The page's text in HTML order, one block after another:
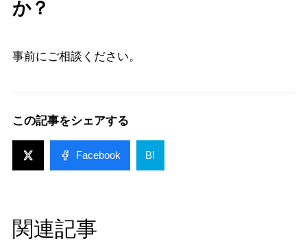
か？
事前にご相談ください。
この記事をシェアする
Facebook B!
関連記事